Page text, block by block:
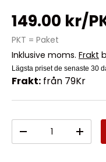
149.00 kr/
PKT = Paket
Inklusive moms. Frakt
Lägsta priset de senaste 30
Frakt: från 79Kr
-
+